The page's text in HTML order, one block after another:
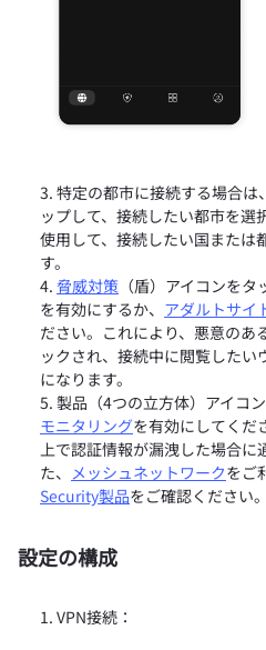
特定の都市に接続する場合は
ップして、接続したい都市を選
使用して、接続したい国または
す。
脅威対策 （盾）アイコンを
を有効にするか、 アダルトサイ
ださい。これにより、悪意のあ
ックされ、接続中に閲覧したい
になります。
製品（4つの立方体）アイコン
モニタリングを有効にしてくだ
上で認証情報が漏洩した場合
た、
メッシュネットワークをご
Security製品をご確認ください。
設定の構成
VPN接続：